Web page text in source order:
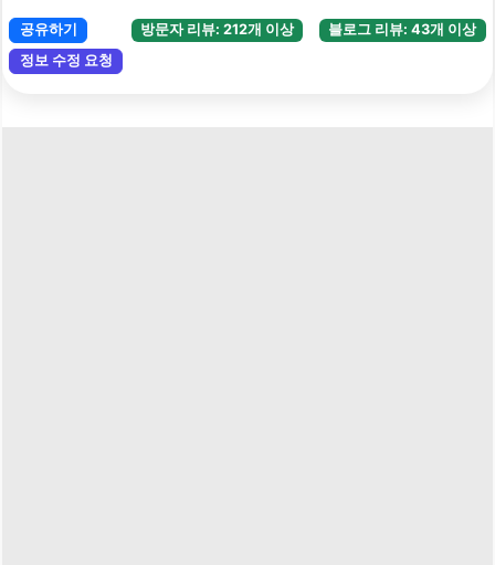
블로그 리뷰: 43개 이상
방문자 리뷰: 212개 이상
공유하기
정보 수정 요청